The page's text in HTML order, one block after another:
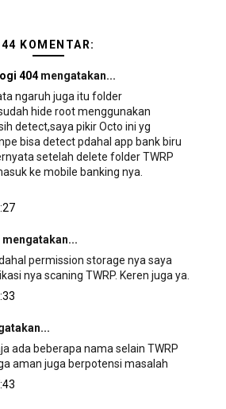
44 KOMENTAR:
404mengatakan...
ngaruh juga itu folder
hide root menggunakan
detect,saya pikir Octo ini yg
bisa detect pdahal app bank biru
setelah delete folder TWRP
ke mobile banking nya.
permission storage nya saya
nya scaning TWRP. Keren juga ya.
ada beberapa nama selain TWRP
aman juga berpotensi masalah